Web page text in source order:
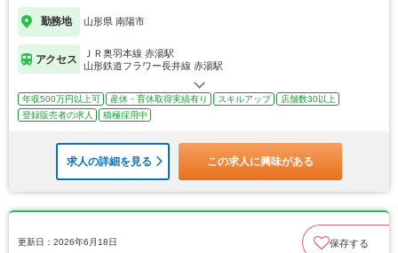
勤務地 山形県 南陽市
アクセス
ＪＲ奥羽本線 赤湯駅
山形鉄道フラワー長井線 赤湯駅
年収500万円以上可 産休・育休取得実績有り スキルアップ
店舗数30以上
登録販売者の求人
積極採用中
求人の詳細を見る この求人に興味がある
更新日：2026年6月18日 保存する